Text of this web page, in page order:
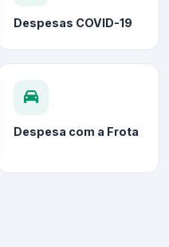
Despesas COVID-19
Despesa com a Frota